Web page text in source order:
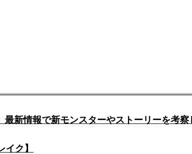
新情報で新モンスターやストーリーを考察
ク】